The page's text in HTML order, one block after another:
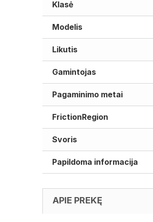
Klasė
Modelis
Likutis
Gamintojas
Pagaminimo metai
FrictionRegion
Svoris
Papildoma informacija
APIE PREKĘ